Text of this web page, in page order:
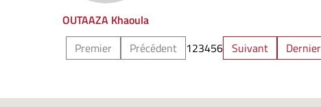
OUTAAZA Khaoula
Premier
Précédent 123456 Suivant Dernier